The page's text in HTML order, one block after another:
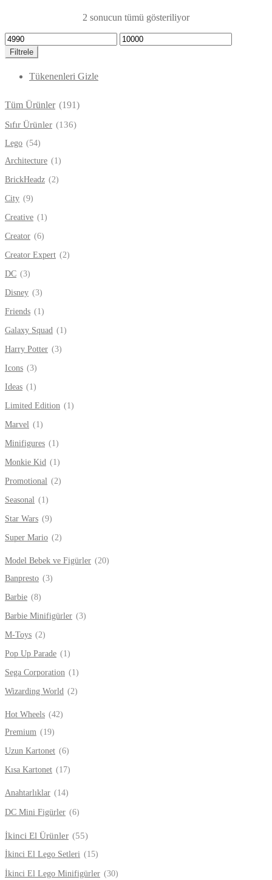
2 sonucun tümü gösteriliyor
En
düşük
fiyat
En
yüksek
Filtrele
Tükenenleri Gizle
Tüm Ürünler (191)
Sıfır Ürünler (136)
Lego (54)
Architecture (1)
BrickHeadz (2)
City (9)
Creative (1)
Creator (6)
Creator Expert (2)
DC (3)
Disney (3)
Friends (1)
Galaxy Squad (1)
Harry Potter (3)
Icons (3)
Ideas (1)
Limited Edition (1)
Marvel (1)
Minifigures (1)
Monkie Kid (1)
Promotional (2)
Seasonal (1)
Star Wars (9)
Super Mario (2)
Model Bebek ve Figürler (20)
Banpresto (3)
Barbie (8)
Barbie Minifigürler (3)
M-Toys (2)
Pop Up Parade (1)
Sega Corporation (1)
Wizarding World (2)
Hot Wheels (42)
Premium (19)
Uzun Kartonet (6)
Kısa Kartonet (17)
Anahtarlıklar (14)
DC Mini Figürler (6)
İkinci El Ürünler (55)
İkinci El Lego Setleri (15)
İkinci El Lego Minifigürler (30)